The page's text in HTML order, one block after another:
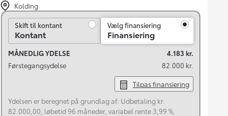
Kolding
Skift til kontant
Skift til kontant
Kontant
Vælg finansiering
Finansiering
MÅNEDLIG YDELSE
4.183 kr.
Førstegangsydelse
82.000 kr.
Tilpas finansiering
Ydelsen er beregnet på grundlag af: Udbetaling kr.
82.000,00, løbetid 96 måneder, variabel rente 3,99 %,